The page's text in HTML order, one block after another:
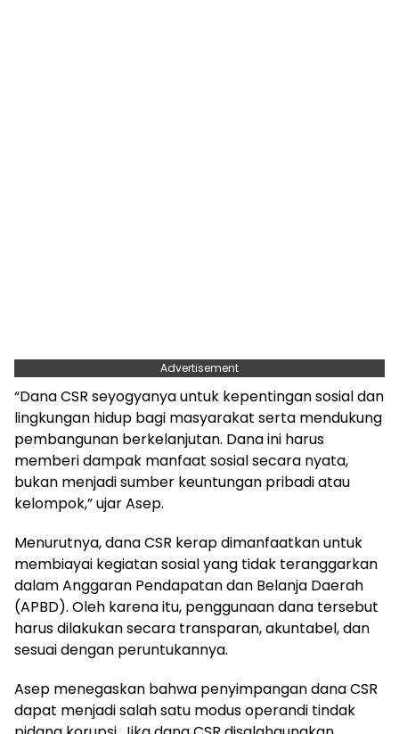
Advertisement
“Dana CSR seyogyanya untuk kepentingan sosial dan
lingkungan hidup bagi masyarakat serta mendukung
pembangunan berkelanjutan. Dana ini harus
memberi dampak manfaat sosial secara nyata,
bukan menjadi sumber keuntungan pribadi atau
kelompok,” ujar Asep.
Menurutnya, dana CSR kerap dimanfaatkan untuk
membiayai kegiatan sosial yang tidak teranggarkan
dalam Anggaran Pendapatan dan Belanja Daerah
(APBD). Oleh karena itu, penggunaan dana tersebut
harus dilakukan secara transparan, akuntabel, dan
sesuai dengan peruntukannya.
Asep menegaskan bahwa penyimpangan dana CSR
dapat menjadi salah satu modus operandi tindak